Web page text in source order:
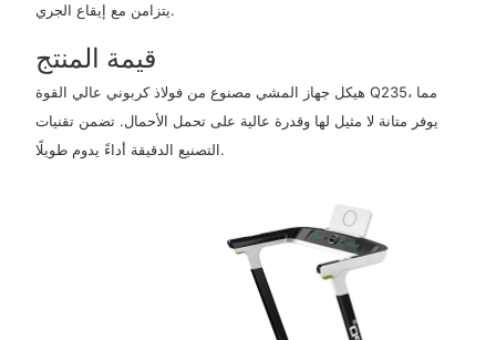
يتزامن مع إيقاع الجري.
قيمة المنتج
هيكل جهاز المشي مصنوع من فولاذ كربوني عالي القوة Q235، مما
يوفر متانة لا مثيل لها وقدرة عالية على تحمل الأحمال. تضمن تقنيات
التصنيع الدقيقة أداءً يدوم طويلًا.